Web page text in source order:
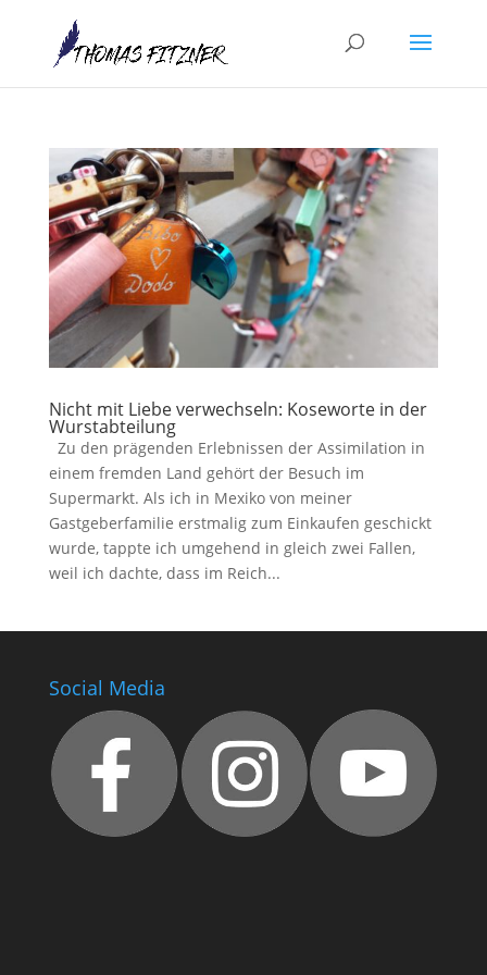
Nicht mit Liebe verwechseln: Koseworte in der
Wurstabteilung
Zu den prägenden Erlebnissen der Assimilation in
einem fremden Land gehört der Besuch im
Supermarkt. Als ich in Mexiko von meiner
Gastgeberfamilie erstmalig zum Einkaufen geschickt
wurde, tappte ich umgehend in gleich zwei Fallen,
weil ich dachte, dass im Reich...
Social Media